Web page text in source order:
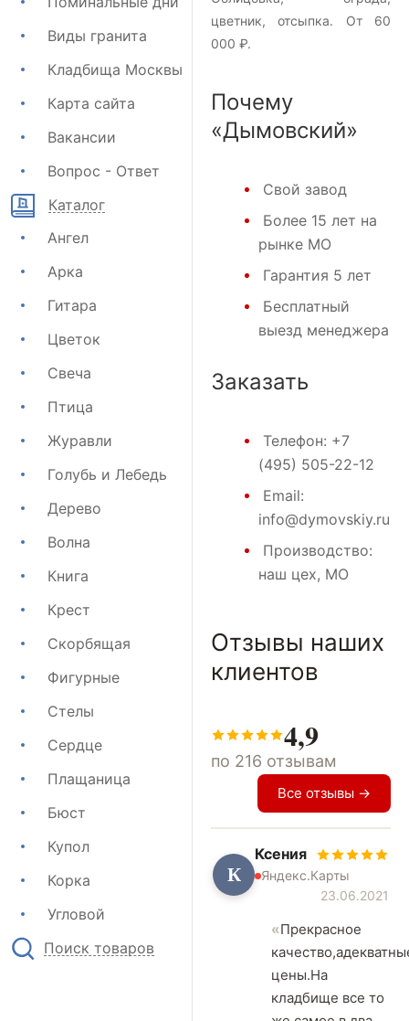
Виды гранита
Кладбища Москвы
Карта сайта
Вакансии
Вопрос - Ответ
Каталог
Ангел
Арка
Гитара
Цветок
Свеча
Птица
Журавли
Голубь и Лебедь
Дерево
Волна
Книга
Крест
Скорбящая
Фигурные
Стелы
Сердце
Плащаница
Бюст
Купол
Корка
Угловой
Поиск товаров
цветник, отсыпка. От 60
000 ₽.
Почему
«Дымовский»
Свой завод
Более 15 лет на
рынке МО
Гарантия 5 лет
Бесплатный
выезд менеджера
Заказать
Телефон: +7
(495) 505-22-12
Email:
info@dymovskiy.ru
Производство:
наш цех, МО
Отзывы наших
клиентов
4,9
по 216 отзывам
Все отзывы →
К
Ксения
Яндекс.Карты
23.06.2021
Прекрасное
цены.На
кладбище все то